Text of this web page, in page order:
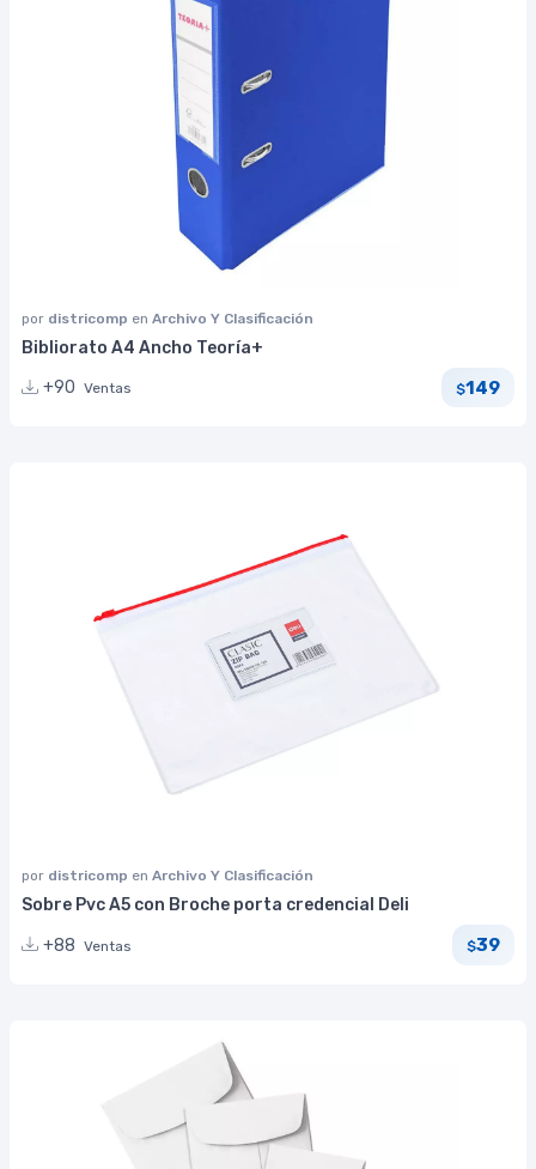
por districomp en Archivo Y Clasificación
Bibliorato A4 Ancho Teoría+
+90 Ventas $149
por districomp en Archivo Y Clasificación
Sobre Pvc A5 con Broche porta credencial Deli
+88 Ventas $39